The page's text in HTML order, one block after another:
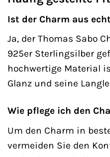
Ist der Charm aus
Ja, der Thomas Sabo
925er Sterlingsilber
hochwertige Material
Glanz und seine
Wie pflege ich den
Um den Charm in
vermeiden Sie den